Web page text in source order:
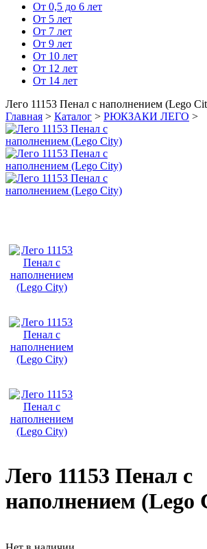
От 0,5 до 6 лет
От 5 лет
От 7 лет
От 9 лет
От 10 лет
От 12 лет
От 14 лет
Лего 11153 Пенал с наполнением (Lego
Главная > Каталог > РЮКЗАКИ ЛЕГО >
Лего 11153 Пенал с
наполнением (Lego